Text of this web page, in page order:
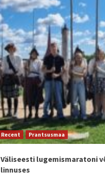
Recent Prantsusmaa
Väliseesti lugemismaratoni
linnuses